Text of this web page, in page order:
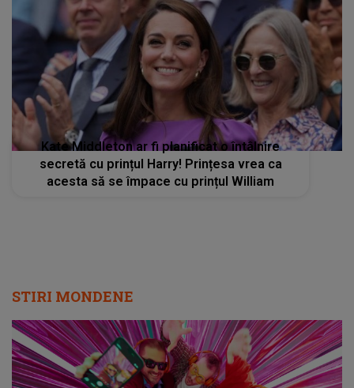
Kate Middleton ar fi planificat o întâlnire
secretă cu prințul Harry! Prințesa vrea ca
acesta să se împace cu prințul William
STIRI MONDENE